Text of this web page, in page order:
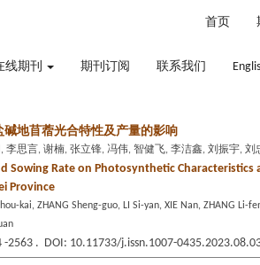
首页
线期刊 期刊订阅 联系我们
地苜蓿光合特性及产量的影响
李思言, 谢楠, 张立锋, 冯伟, 智健飞, 李洁鑫, 刘振宇, 刘
Sowing Rate on Photosynthetic Characteristics
Province
kai, ZHANG Sheng-guo, LI Si-yan, XIE Nan, ZHANG Li-
-2563 . DOI: 10.11733/j.issn.1007-